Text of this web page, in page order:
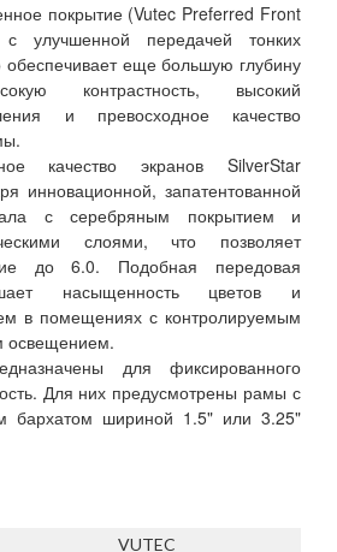
покрытие (Vutec Preferred Front
улучшенной передачей тонких
обеспечивает еще большую глубину
контрастность, высокий
и превосходное качество
качество экранов SilverStar
инновационной, запатентованной
с серебряным покрытием и
слоями, что позволяет
до 6.0. Подобная передовая
насыщенность цветов и
в помещениях с контролируемым
освещением.
для фиксированного
Для них предусмотрены рамы с
бархатом шириной 1.5" или 3.25"
VUTEC